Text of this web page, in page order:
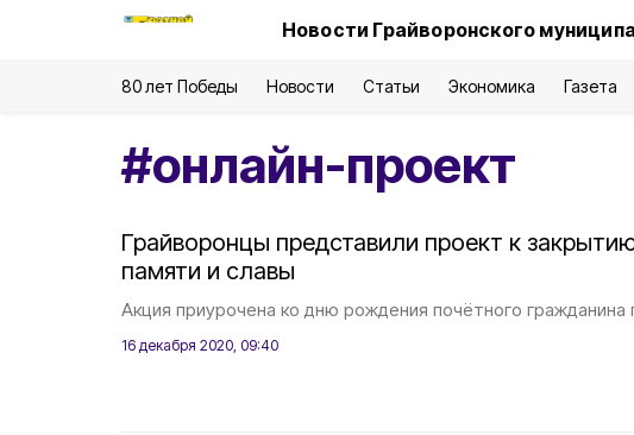
Новости Грайворонского
80 лет Победы Новости Статьи Экономика Газета
#онлайн-проект
Грайворонцы представили проект к
памяти и славы
Акция приурочена ко дню рождения почётного гражданина
16 декабря 2020, 09:40